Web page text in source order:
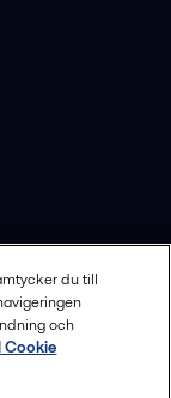
du till
och
Cookie